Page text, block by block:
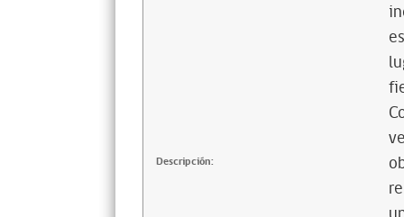
Descripción: